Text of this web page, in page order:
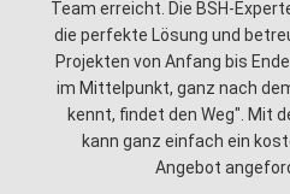
Team erreicht. Die BSH-
die perfekte Lösung und
Projekten von Anfang bis
im Mittelpunkt, ganz nach
kennt, findet den Weg". Mit
kann ganz einfach ein
Angebot